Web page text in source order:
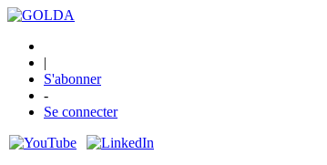
|
S'abonner
-
Se connecter